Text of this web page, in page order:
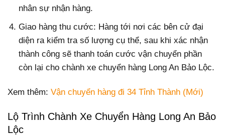
nhân sự nhận hàng.
Giao hàng thu cước: Hàng tới nơi các bên cử đại
diện ra kiểm tra số lượng cụ thể, sau khi xác nhận
thành công sẽ thanh toán cước vận chuyển phần
còn lại cho chành xe chuyển hàng Long An Bảo Lộc.
Xem thêm: Vận chuyển hàng đi 34 Tỉnh Thành (Mới)
Lộ Trình Chành Xe Chuyển Hàng Long An Bảo
Lộc